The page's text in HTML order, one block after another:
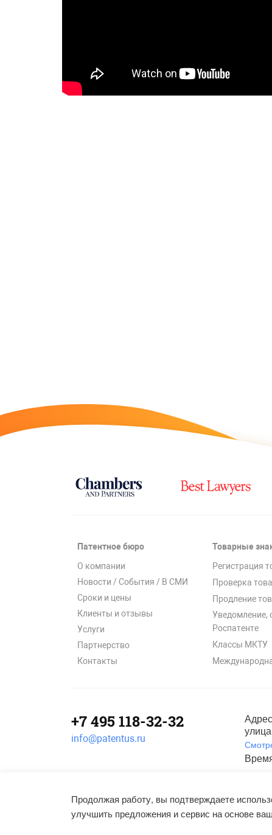
Патентное бюро
О компании
Новости / События / В СМИ
Сроки и цены
Клиенты и отзывы
Услуги
Партнерство
Контакты
Товарные
Регистрация
Проверка
Продление
Уведомление,
Роспатенте
Классы МКТУ
+7 495 118-32-32
info@patentus.ru
Все права защищены.
Продолжая работу, вы подтверждаете
улучшить предложения и сервис на основе